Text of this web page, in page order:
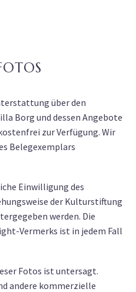
über den
Borg und dessen Angebote
zur Verfügung. Wir
Belegexemplars
Einwilligung des
der Kulturstiftung
werden. Die
Vermerks ist in jedem Fall
Fotos ist untersagt.
andere kommerzielle